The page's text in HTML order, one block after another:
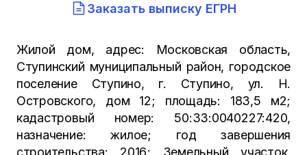
Заказать выписку ЕГРН
Жилой дом, адрес: Московская область,
Ступинский муниципальный район, городское
поселение Ступино, г. Ступино, ул. Н.
Островского, дом 12; площадь: 183,5 м2;
кадастровый номер: 50:33:0040227:420,
назначение: жилое; год завершения
строительства: 2016; Земельный участок,